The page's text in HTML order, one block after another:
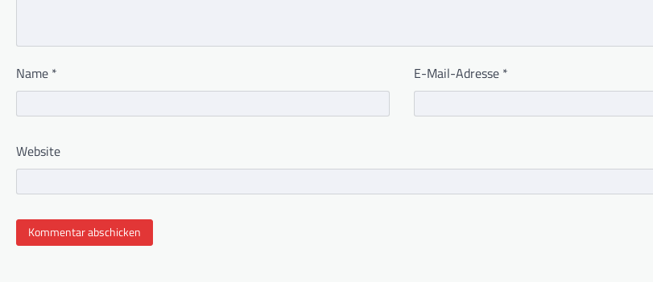
Name * E-Mail-Adresse *
Website